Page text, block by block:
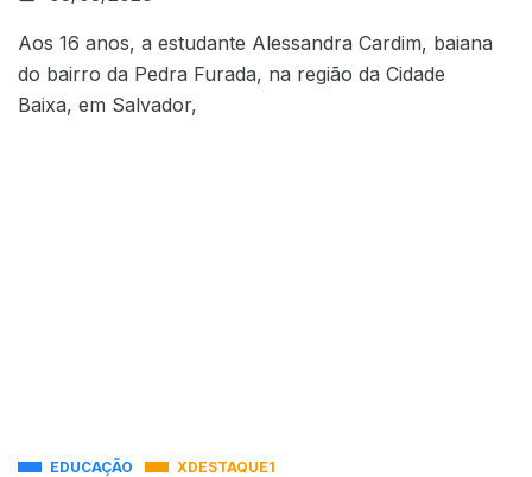
Aos 16 anos, a estudante Alessandra Cardim, baiana
do bairro da Pedra Furada, na região da Cidade
Baixa, em Salvador,
EDUCAÇÃO XDESTAQUE1